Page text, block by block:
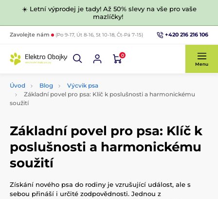
☀️ Letní výprodej je tady! Až 50% slevy na vše pro vaše
mazlíčky!
Zavolejte nám (Po 9-17, Út 8-16, St 10-18, Čt-Pá 7-15) +420 216 216 106
0
Menu
Úvod Blog
Výcvik psa
Základní povel pro psa: Klíč k poslušnosti a harmonickému
soužití
Základní povel pro psa: Klíč k
poslušnosti a harmonickému
soužití
Získání nového psa do rodiny je vzrušující událost, ale s
sebou přináší i určité zodpovědnosti. Jednou z